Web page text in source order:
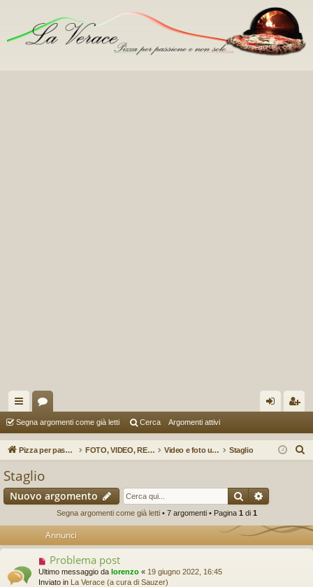
oll
eg
en
ti
R
ap
or
u in riv
Segna argomenti come già letti Cerca Argomenti attivi
Pizza per passione enon solo... FOTO, VIDEO, REPORTAGES E RECENSIONI (a cura di Pere153) Video e foto utili (selezione a cura di Pere153) Staglio
Staglio
Nuovo argomento Cerca
Segna argomenti come già letti• 7 argomenti • Pagina 1 di 1
Annunci
Problema post
Ultimo messaggio da lorenzo « 19 giugno 2022, 16:45
Inviato in La Verace (a cura di Sauzer)